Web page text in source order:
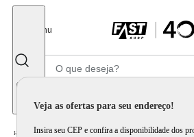
Menu
Veja as ofertas para seu endereço!
Insira seu CEP e confira a disponibilidade dos
Home Mercado / Bebida Vinho